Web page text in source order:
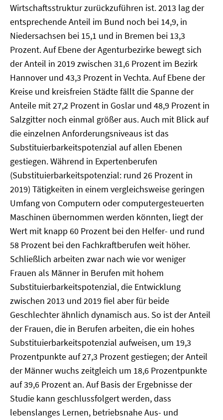
Wirtschaftsstruktur zurückzuführen ist. 2013 lag der
entsprechende Anteil im Bund noch bei 14,9, in
Niedersachsen bei 15,1 und in Bremen bei 13,3
Prozent. Auf Ebene der Agenturbezirke bewegt sich
der Anteil in 2019 zwischen 31,6 Prozent im Bezirk
Hannover und 43,3 Prozent in Vechta. Auf Ebene der
Kreise und kreisfreien Städte fällt die Spanne der
Anteile mit 27,2 Prozent in Goslar und 48,9 Prozent in
Salzgitter noch einmal größer aus. Auch mit Blick auf
die einzelnen Anforderungsniveaus ist das
Substituierbarkeitspotenzial auf allen Ebenen
gestiegen. Während in Expertenberufen
(Substituierbarkeitspotenzial: rund 26 Prozent in
2019) Tätigkeiten in einem vergleichsweise geringen
Umfang von Computern oder computergesteuerten
Maschinen übernommen werden könnten, liegt der
Wert mit knapp 60 Prozent bei den Helfer- und rund
58 Prozent bei den Fachkraftberufen weit höher.
Schließlich arbeiten zwar nach wie vor weniger
Frauen als Männer in Berufen mit hohem
Substituierbarkeitspotenzial, die Entwicklung
zwischen 2013 und 2019 fiel aber für beide
Geschlechter ähnlich dynamisch aus. So ist der Anteil
der Frauen, die in Berufen arbeiten, die ein hohes
Substituierbarkeitspotenzial aufweisen, um 19,3
Prozentpunkte auf 27,3 Prozent gestiegen; der Anteil
der Männer wuchs zeitgleich um 18,6 Prozentpunkte
auf 39,6 Prozent an. Auf Basis der Ergebnisse der
Studie kann geschlussfolgert werden, dass
lebenslanges Lernen, betriebsnahe Aus- und